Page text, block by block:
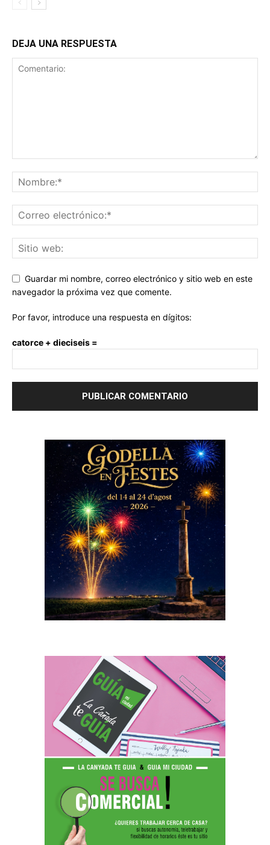
DEJA UNA RESPUESTA
Guardar mi nombre, correo electrónico y sitio web en este
navegador la próxima vez que comente.
Por favor, introduce una respuesta en dígitos:
catorce + dieciseis =